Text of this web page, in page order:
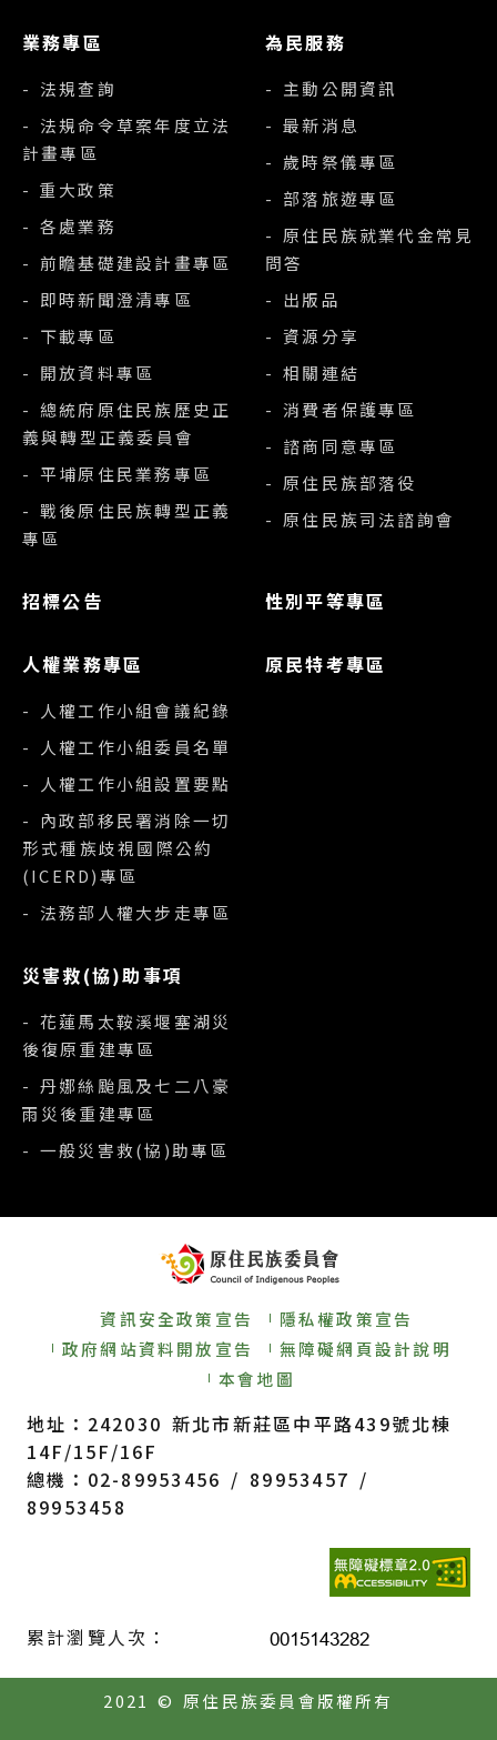
業務專區
- 法規查詢
- 法規命令草案年度立法
計畫專區
- 重大政策
- 各處業務
- 前瞻基礎建設計畫專區
- 即時新聞澄清專區
- 下載專區
- 開放資料專區
- 總統府原住民族歷史正
義與轉型正義委員會
- 平埔原住民業務專區
- 戰後原住民族轉型正義
專區
為民服務
- 主動公開資訊
- 最新消息
- 歲時祭儀專區
- 部落旅遊專區
- 原住民族就業代金常見
問答
- 出版品
- 資源分享
- 相關連結
- 消費者保護專區
- 諮商同意專區
- 原住民族部落役
- 原住民族司法諮詢會
招標公告 性別平等專區
人權業務專區
- 人權工作小組會議紀錄
- 人權工作小組委員名單
- 人權工作小組設置要點
- 內政部移民署消除一切
形式種族歧視國際公約
(ICERD)專區
- 法務部人權大步走專區
原民特考專區
災害救(協)助事項
- 花蓮馬太鞍溪堰塞湖災
後復原重建專區
- 丹娜絲颱風及七二八豪
雨災後重建專區
- 一般災害救(協)助專區
資訊安全政策宣告
隱私權政策宣告
政府網站資料開放宣告
無障礙網頁設計說明
本會地圖
地址：242030 新北市新莊區中平路439號北棟
14F/15F/16F
總機：02-89953456 / 89953457 /
89953458
累計瀏覽人次：
2021 © 原住民族委員會版權所有